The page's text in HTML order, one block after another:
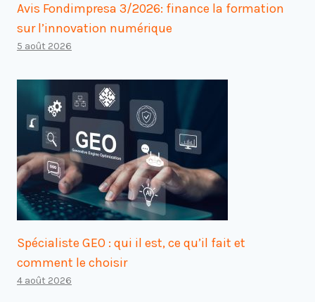
Avis Fondimpresa 3/2026: finance la formation
sur l’innovation numérique
5 août 2026
Spécialiste GEO : qui il est, ce qu’il fait et
comment le choisir
4 août 2026